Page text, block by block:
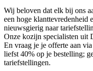
Wij beloven dat elk bij ons
een hoge klanttevredenheid
nieuwsgierig naar
Onze kozijn specialisten uit
En vraag je je offerte aan
liefst 40% op je bestelling;
tariefstellingen.